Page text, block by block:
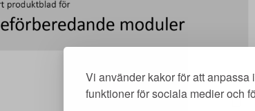
Vi använder kakor för att
funktioner för sociala medier och